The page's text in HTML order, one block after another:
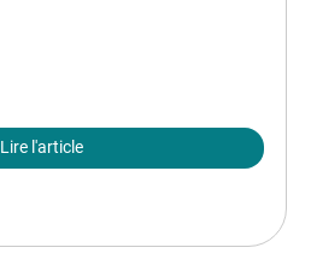
Lire l'article